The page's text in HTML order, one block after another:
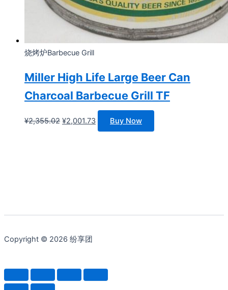
烧烤炉Barbecue Grill
Miller High Life Large Beer Can
Charcoal Barbecue Grill TF
¥2,355.02 原
¥2,001.73当
前
Buy Now
Copyright © 2026 纷享团